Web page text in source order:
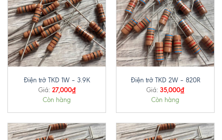
Điện trở TKD 1W – 3.9K
Giá: 27,000₫
Còn hàng
Điện trở TKD 2W – 820R
Giá: 35,000₫
Còn hàng